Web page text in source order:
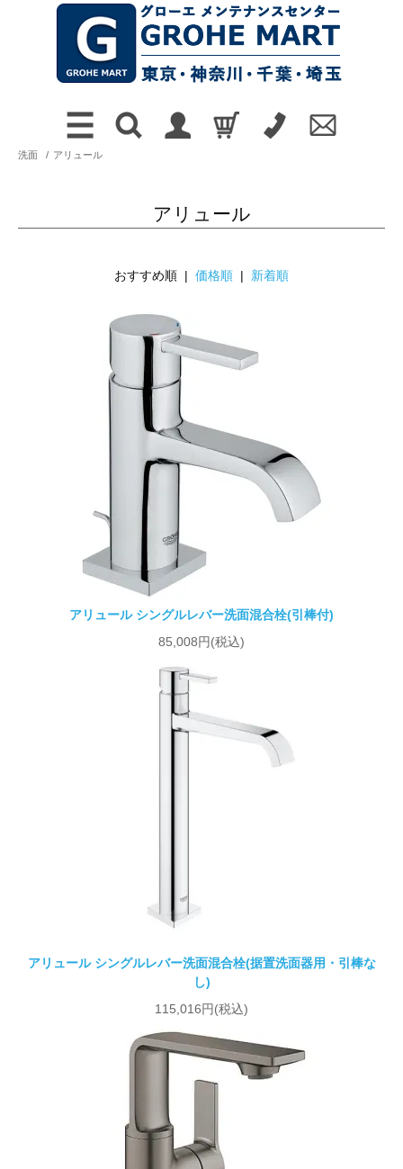
洗面 / アリュール
アリュール
おすすめ順 | 価格順 | 新着順
アリュール シングルレバー洗面混合栓(引棒付)
85,008円(税込)
アリュール シングルレバー洗面混合栓(据置洗面器用・引棒な
し)
115,016円(税込)